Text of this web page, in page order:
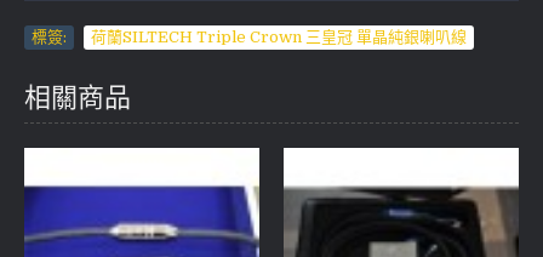
標簽: 荷蘭SILTECH Triple Crown 三皇冠 單晶純銀喇叭線
相關商品